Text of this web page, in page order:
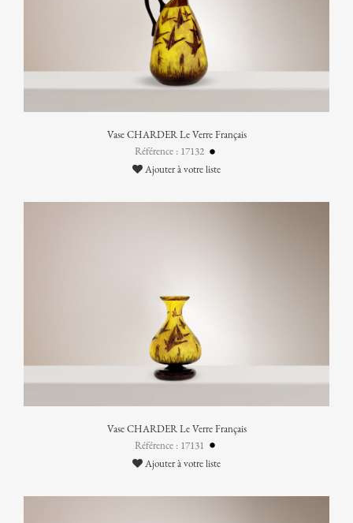
Vase CHARDER Le Verre Français
Référence : 17132
Ajouter à votre liste
Vase CHARDER Le Verre Français
Référence : 17131
Ajouter à votre liste